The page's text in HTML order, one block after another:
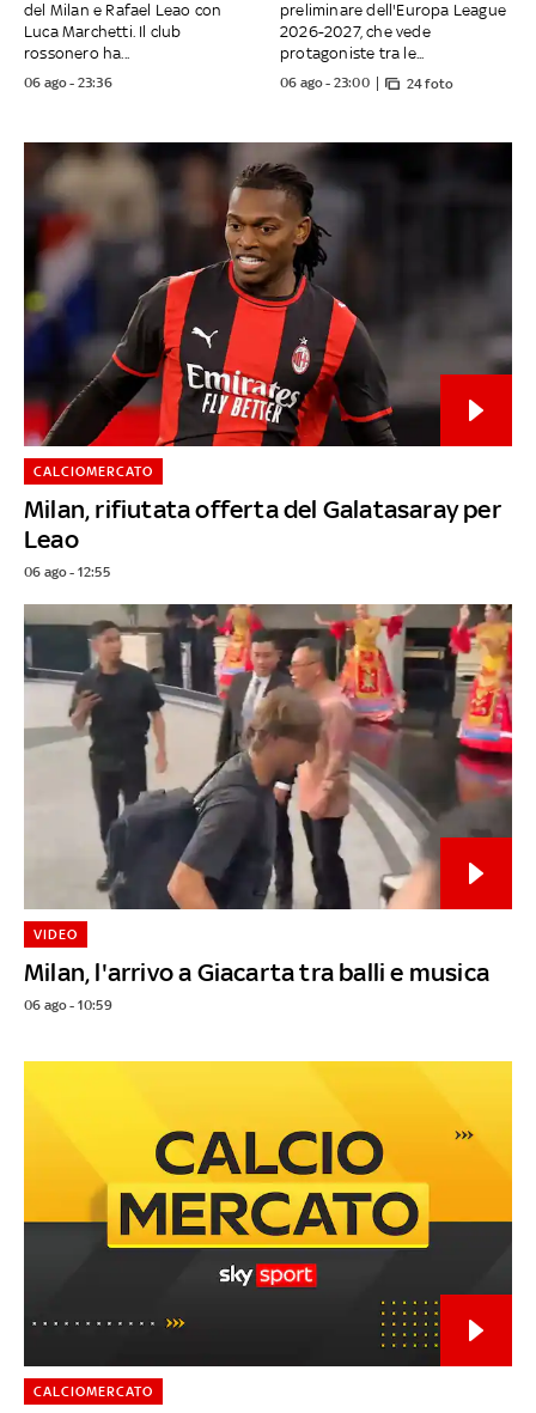
del Milan e Rafael Leao con
Luca Marchetti. Il club
rossonero ha...
06 ago - 23:36
preliminare dell'Europa League
2026-2027, che vede
protagoniste tra le...
06 ago - 23:00 24 foto
Milan, rifiutata offerta del Galatasaray per
Leao
CALCIOMERCATO
06 ago - 12:55
Milan, l'arrivo a Giacarta tra balli e musica
VIDEO
06 ago - 10:59
CALCIOMERCATO